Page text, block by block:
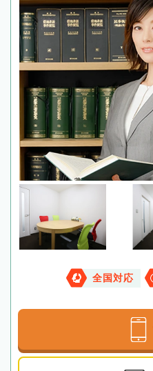
全国対応